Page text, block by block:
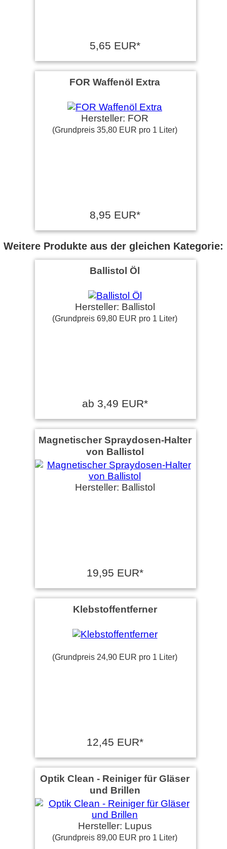
5,65 EUR*
FOR Waffenöl Extra
Hersteller: FOR
(Grundpreis 35,80 EUR pro 1 Liter)
8,95 EUR*
Weitere Produkte aus der gleichen Kategorie:
Ballistol Öl
Hersteller: Ballistol
(Grundpreis 69,80 EUR pro 1 Liter)
ab 3,49 EUR*
Magnetischer Spraydosen-Halter
von Ballistol
Hersteller: Ballistol
19,95 EUR*
Klebstoffentferner
(Grundpreis 24,90 EUR pro 1 Liter)
12,45 EUR*
Optik Clean - Reiniger für Gläser
und Brillen
Hersteller: Lupus
(Grundpreis 89,00 EUR pro 1 Liter)